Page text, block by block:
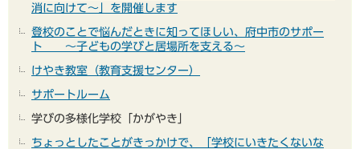
消に向けて～」を開催します
登校のことで悩んだときに知ってほしい、府中市のサポー
ト ～子どもの学びと居場所を支える～
けやき教室（教育支援センター）
サポートルーム
学びの多様化学校「かがやき」
ちょっとしたことがきっかけで、「学校にいきたくないな